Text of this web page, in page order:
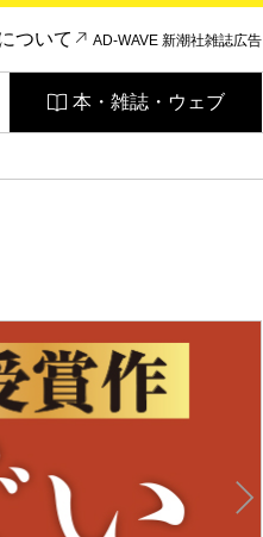
ついて AD-WAVE 新潮社雑誌広告
本・雑誌・ウェブ